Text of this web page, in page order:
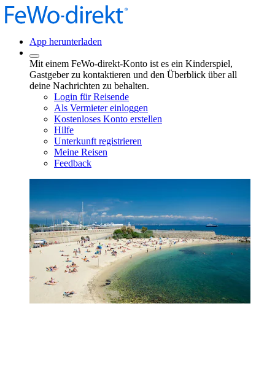
App herunterladen
Mit einem FeWo-direkt-Konto ist es ein Kinderspiel,
Gastgeber zu kontaktieren und den Überblick über all
deine Nachrichten zu behalten.
Login für Reisende
Als Vermieter einloggen
Kostenloses Konto erstellen
Hilfe
Unterkunft registrieren
Meine Reisen
Feedback